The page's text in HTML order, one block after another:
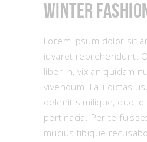
Winter
Lorem ipsum dolor sit
iuvaret reprehendunt.
liber in, vix an quidam
vivendum. Falli dictas
delenit similique, quo
pertinacia. Per te
mucius tibique recusabo